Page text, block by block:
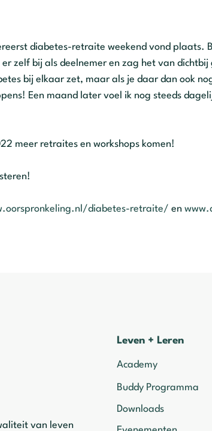
diabetes-retraite weekend vond plaats.
zelf bij als deelnemer en zag het van
bij elkaar zet, maar als je daar dan ook
Een maand later voel ik nog steeds
meer retraites en workshops komen!
diabetes-retraite/ en
van leven
Leven + Leren
Academy
Buddy Programma
Downloads